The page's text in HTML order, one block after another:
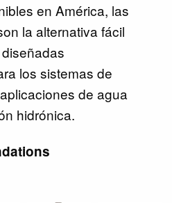
en América, las
la alternativa fácil
los sistemas de
de agua
hidrónica.